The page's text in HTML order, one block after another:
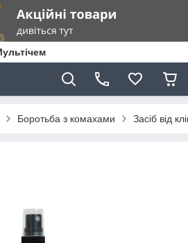
Боротьба з комахами Засіб від